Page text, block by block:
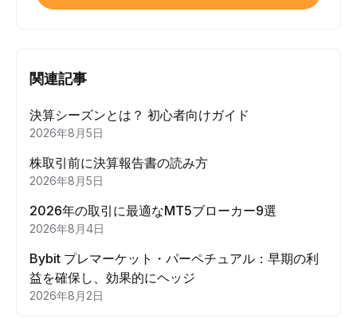
関連記事
決算シーズンとは？ 初心者向けガイド
2026年8月5日
株取引前に決算報告書の読み方
2026年8月5日
2026年の取引に最適なMT5ブローカー9選
2026年8月4日
Bybit プレマーケット・パーペチュアル：早期の利
益を確保し、効果的にヘッジ
2026年8月2日